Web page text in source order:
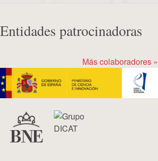
Entidades patrocinadoras
Más colaboradores »